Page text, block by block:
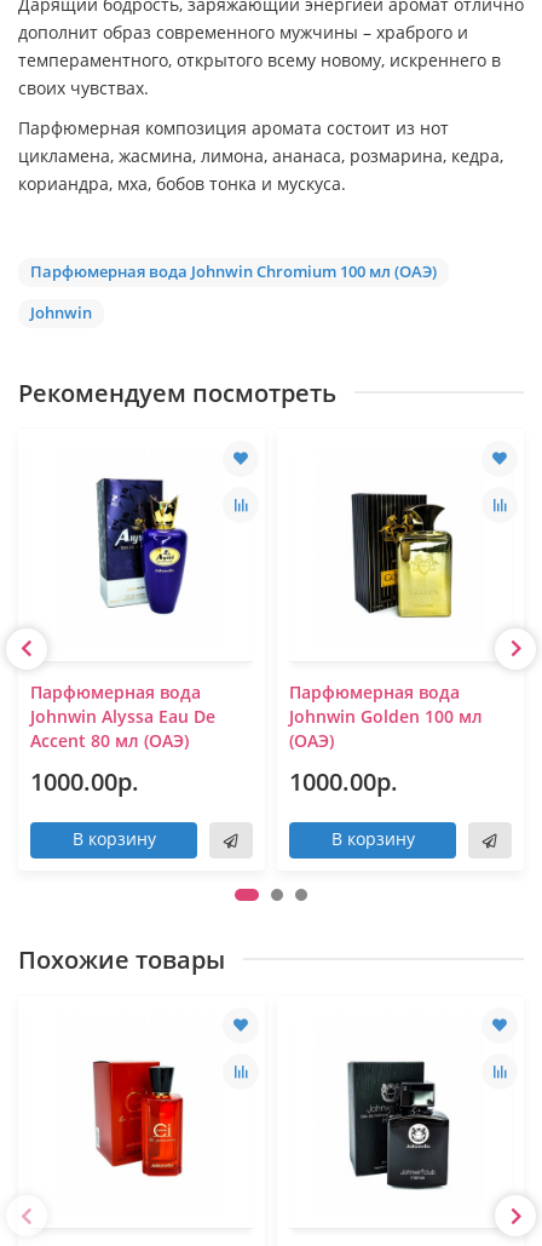
дополнит образ современного мужчины – храброго и
темпераментного, открытого всему новому, искреннего в
своих чувствах.
Парфюмерная композиция аромата состоит из нот
цикламена, жасмина, лимона, ананаса, розмарина, кедра,
кориандра, мха, бобов тонка и мускуса.
Парфюмерная вода Johnwin Chromium 100 мл (ОАЭ)
Johnwin
Рекомендуем посмотреть
Парфюмерная вода
Johnwin Alyssa Eau De
Accent 80 мл (ОАЭ)
1000.00р.
В корзину
Парфюмерная вода
Johnwin Golden 100 мл
(ОАЭ)
1000.00р.
В корзину
Похожие товары